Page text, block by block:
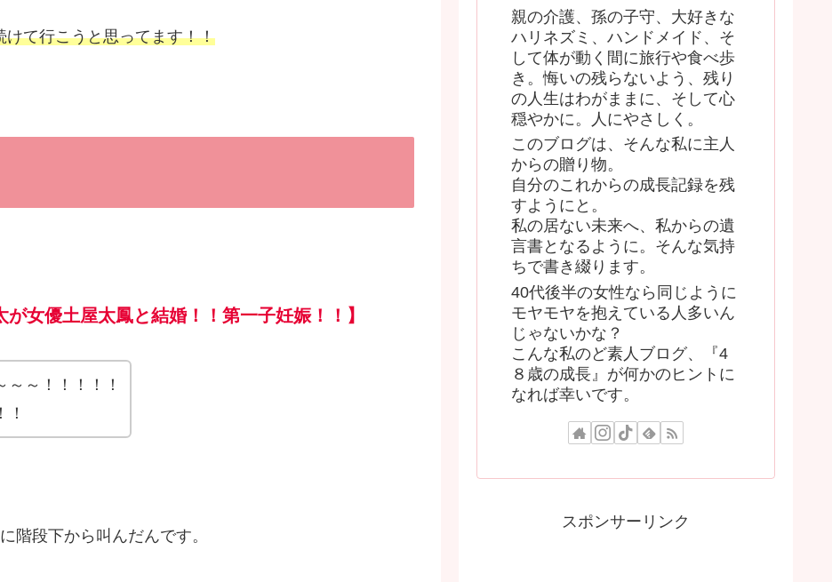
けて行こうと思ってます！！
女優土屋太鳳と結婚！！第一子妊娠！！】
～！！！！！
階段下から叫んだんです。
親の介護、孫の子守、大好きな
ハリネズミ、ハンドメイド、そ
して体が動く間に旅行や食べ歩
き。悔いの残らないよう、残り
の人生はわがままに、そして心
穏やかに。人にやさしく。
このブログは、そんな私に主人
からの贈り物。
自分のこれからの成長記録を残
すようにと。
私の居ない未来へ、私からの遺
言書となるように。そんな気持
ちで書き綴ります。
40代後半の女性なら同じように
モヤモヤを抱えている人多いん
じゃないかな？
こんな私のど素人ブログ、『4
８歳の成長』が何かのヒントに
なれば幸いです。
スポンサーリンク